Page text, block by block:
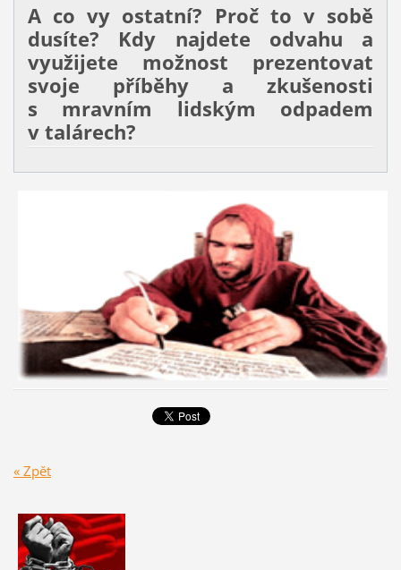
A co vy ostatní? Proč to v sobě
dusíte? Kdy najdete odvahu a
využijete možnost prezentovat
svoje příběhy a zkušenosti
s mravním lidským odpadem
v talárech?
« Zpět